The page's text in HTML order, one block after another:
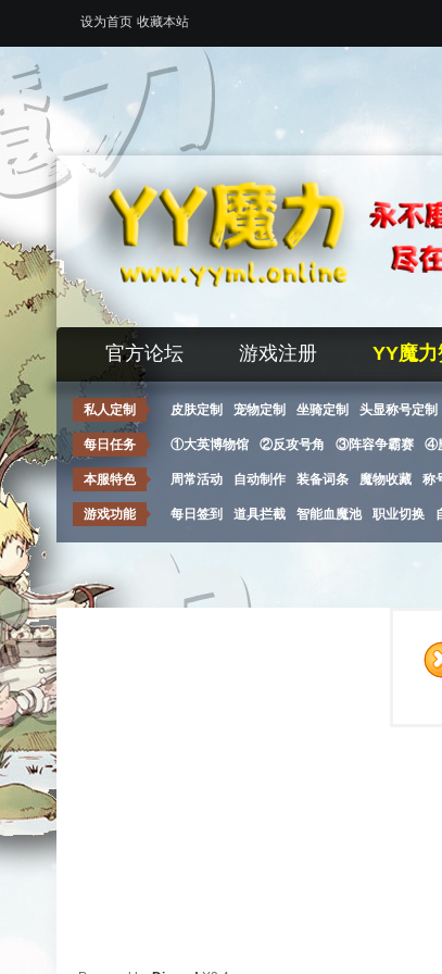
设为首页 收藏本站
官方论坛 游戏注册 YY魔力
私人定制 皮肤定制 宠物定制 坐骑定制 头显称号定制
每日任务 ①大英博物馆 ②反攻号角 ③阵容争霸赛 ④
本服特色 周常活动 自动制作 装备词条 魔物收藏 称
游戏功能 每日签到 道具拦截 智能血魔池 职业切换